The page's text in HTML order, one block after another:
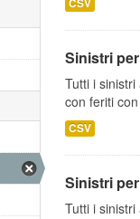
CSV
Sinistri
Tutti i
con feriti
CSV
Sinistri
Tutti i